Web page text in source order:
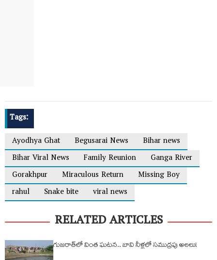
Tags:
Ayodhya Ghat
Begusarai News
Bihar news
Bihar Viral News
Family Reunion
Ganga River
Gorakhpur
Miraculous Return
Missing Boy
rahul
Snake bite viral news
RELATED ARTICLES
గుజరాత్‌లో వింత ఘటన.. బావి నీళ్లలో సముద్రపు అలలు!